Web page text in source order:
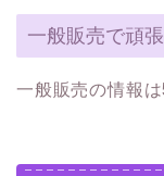
一般販売で頑張
一般販売の情報は